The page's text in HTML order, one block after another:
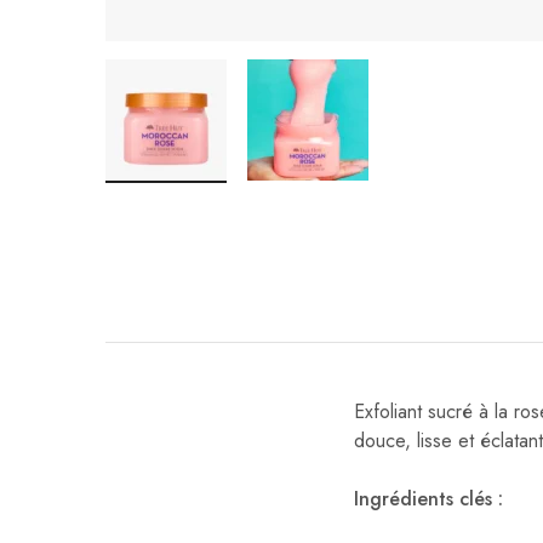
Exfoliant sucré à la
douce, lisse et
Ingrédients clés :